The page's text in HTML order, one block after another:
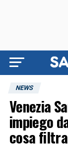
NEWS
Venezia
impiego
cosa filtra